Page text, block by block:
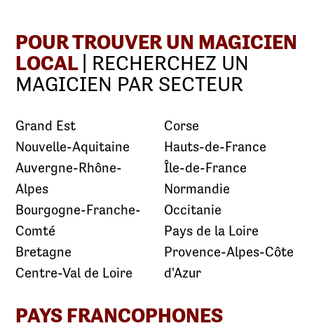
POUR TROUVER UN MAGICIEN
LOCAL | RECHERCHEZ UN
MAGICIEN PAR SECTEUR
Grand Est
Nouvelle-Aquitaine
Auvergne-Rhône-
Alpes
Bourgogne-Franche-
Comté
Bretagne
Centre-Val de Loire
Corse
Hauts-de-France
Île-de-France
Normandie
Occitanie
Pays de la Loire
Provence-Alpes-Côte
d'Azur
PAYS FRANCOPHONES